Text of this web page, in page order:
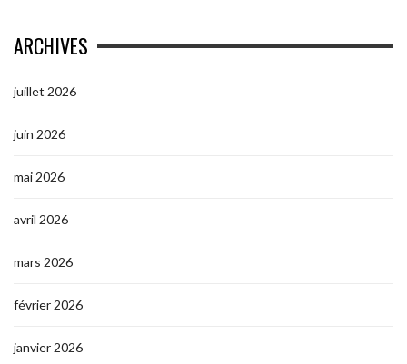
ARCHIVES
juillet 2026
juin 2026
mai 2026
avril 2026
mars 2026
février 2026
janvier 2026